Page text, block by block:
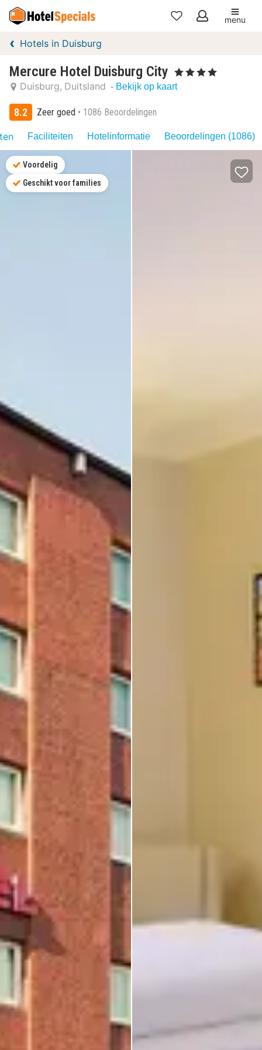
Mijn
menu
Hotels in Duisburg
Mercure Hotel Duisburg City , 4 Sterren
Duisburg Duitsland - Bekijk op kaart
8.2 Zeer goed 1086 Beoordelingen
Faciliteiten Hotelinformatie Beoordelingen (1086)
Voordelig
Geschikt voor families